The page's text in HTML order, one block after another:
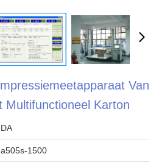
Van
Multifunctioneel Karton
1500